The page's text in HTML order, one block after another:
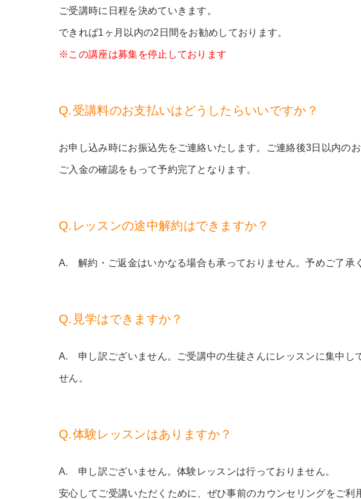
ご受講時に日程を決めていきます。
できれば1ヶ月以内の2日間をお勧めしております。
※この講座は募集を停止しております
Q.受講料のお支払いはどうしたらいいですか？
お申し込み時にお振込先をご連絡いたします。ご連絡後3日以内の
ご入金の確認をもって予約完了となります。
Q.レッスンの途中解約はできますか？
A. 解約・ご返金はいかなる場合も承っておりません。予めご了承
Q.見学はできますか？
A. 申し訳ございません。ご受講中の生徒さんにレッスンに集中し
せん。
Q.体験レッスンはありますか？
A. 申し訳ございません。体験レッスンは行っておりません。
安心してご受講いただくために、ぜひ事前のカウンセリングをご利